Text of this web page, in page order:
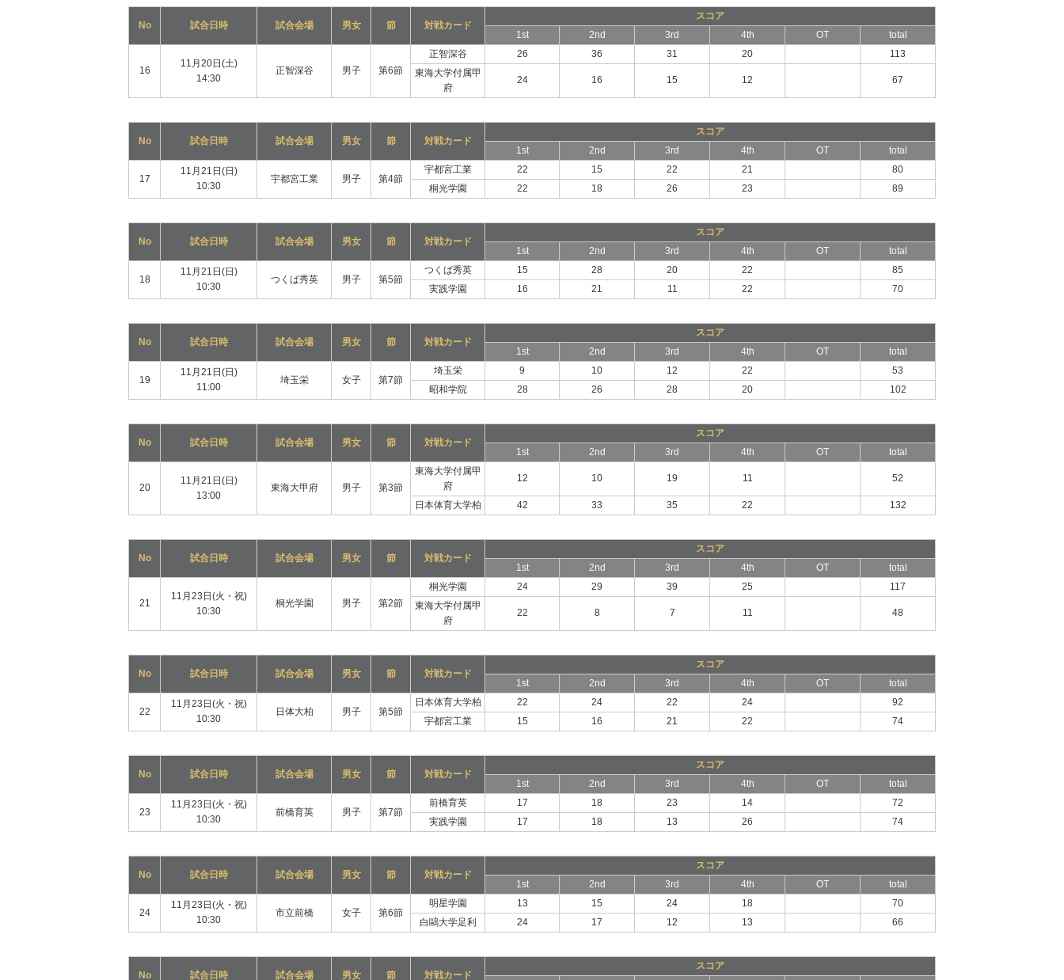
No 試合日時 試合会場 男女 節 対戦カード
スコア
1st
2nd 3rd 4th OT total
16
11月20日(土)
14:30
正智深谷 男子 第6節
正智深谷 26 36 31 20
113
東海大学付属甲
府
24 16 15 12 67
No 試合日時 試合会場 男女 節 対戦カード
スコア
1st
2nd 3rd 4th OT total
17
11月21日(日)
10:30
宇都宮工業 男子 第4節
宇都宮工業 22 15 22 21
80
桐光学園
22 18 26 23 89
No 試合日時 試合会場 男女 節 対戦カード
スコア
1st
2nd 3rd 4th OT total
18
11月21日(日)
10:30
つくば秀英 男子 第5節
つくば秀英 15 28 20 22
85
実践学園
16 21 11 22 70
No 試合日時 試合会場 男女 節 対戦カード
スコア
1st
2nd 3rd 4th OT total
19
11月21日(日)
11:00
埼玉栄 女子 第7節
埼玉栄 9 10 12 22
53
昭和学院
28 26 28 20 102
No 試合日時 試合会場 男女 節 対戦カード
スコア
1st
2nd 3rd 4th OT total
20
11月21日(日)
13:00
東海大甲府 男子 第3節
東海大学付属甲
府
12 10 19 11 52
日本体育大学柏 42 33 35 22 132
No 試合日時 試合会場 男女 節 対戦カード
スコア
1st
2nd 3rd 4th OT total
21
11月23日(火・祝)
10:30
桐光学園 男子 第2節
桐光学園 24 29 39 25
117
東海大学付属甲
府
22 8 7 11 48
No 試合日時 試合会場 男女 節 対戦カード
スコア
1st
2nd 3rd 4th OT total
22
11月23日(火・祝)
10:30
日体大柏 男子 第5節
日本体育大学柏 22 24 22 24
92
宇都宮工業
15 16 21 22 74
No 試合日時 試合会場 男女 節 対戦カード
スコア
1st
2nd 3rd 4th OT total
23
11月23日(火・祝)
10:30
前橋育英 男子 第7節
前橋育英 17 18 23 14
72
実践学園
17 18 13 26 74
No 試合日時 試合会場 男女 節 対戦カード
スコア
1st
2nd 3rd 4th OT total
24
11月23日(火・祝)
10:30
市立前橋 女子 第6節
明星学園 13 15 24 18
70
白鷗大学足利
24 17 12 13 66
No 試合日時 試合会場 男女 節 対戦カード
スコア